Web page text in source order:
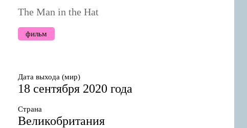
The Man in the Hat
фильм
Дата выхода (мир)
18 сентября 2020 года
Страна
Великобритания